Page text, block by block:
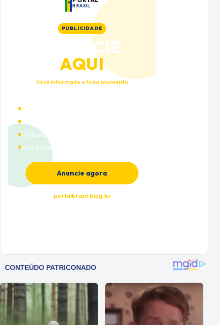
BRASIL
PUBLICIDADE
ANUNCIE
AQUI
Você informado a todo momento
Múltiplas categorias
Visibilidade premium
Anuncie agora
portalbrasil.blog.br